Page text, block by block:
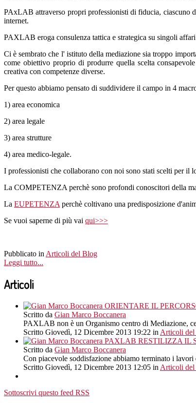
PAxLAB attraverso propri professionisti di fiducia, ciascuno
internet.
PAXLAB eroga consulenza tattica e strategica su singoli
Ci è sembrato che l' istituto della mediazione sia troppo
come obiettivo proprio di produrre quella scelta
creativa con competenze diverse.
Per questo abbiamo pensato di suddividere il campo in 4
1) area economica
2) area legale
3) area strutture
4) area medico-legale.
I professionisti che collaborano con noi sono stati scelti per
La COMPETENZA perchè sono profondi conoscitori della
La EUPETENZA perchè coltivano una predisposizione
Se vuoi saperne di più vai qui>>>
Pubblicato in Articoli del Blog
Leggi tutto...
Articoli
ORIENTARE IL
Scritto da Gian Marco Boccanera
PAXLAB non è un Organismo centro di Mediazione,
Scritto Giovedì, 12 Dicembre 2013 19:22 in Articoli
PAXLAB RESTILIZZA IL
Scritto da Gian Marco Boccanera
Con piacevole soddisfazione abbiamo terminato i
Scritto Giovedì, 12 Dicembre 2013 12:05 in Articoli
Sottoscrivi questo feed RSS